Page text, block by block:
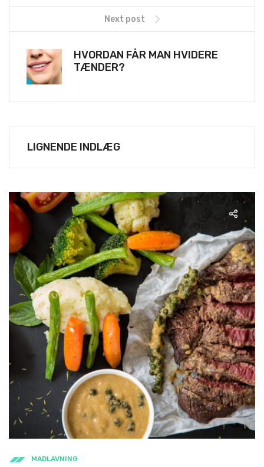
Next post
HVORDAN FÅR MAN HVIDERE
TÆNDER?
LIGNENDE INDLÆG
MADLAVNING